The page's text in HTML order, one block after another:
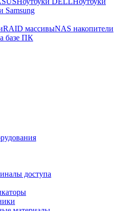
Samsung
RAID массивыNAS накопители
базе ПК
доступа